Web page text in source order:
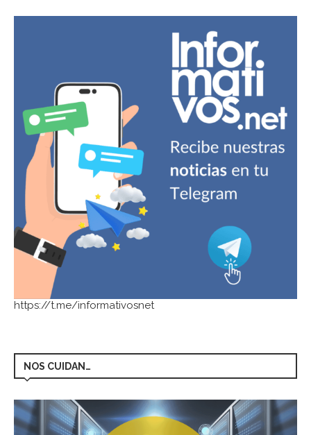
https://t.me/informativosnet
NOS CUIDAN…